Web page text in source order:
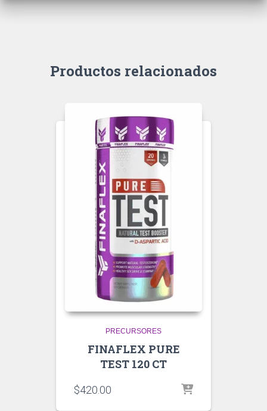
Productos relacionados
PRECURSORES
FINAFLEX PURE
TEST 120 CT
$420.00